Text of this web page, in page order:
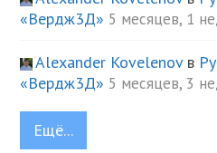
«Вердж3Д» 5 месяцев, 1
Alexander Kovelenovв
«Вердж3Д» 5 месяцев, 3
Ещё...